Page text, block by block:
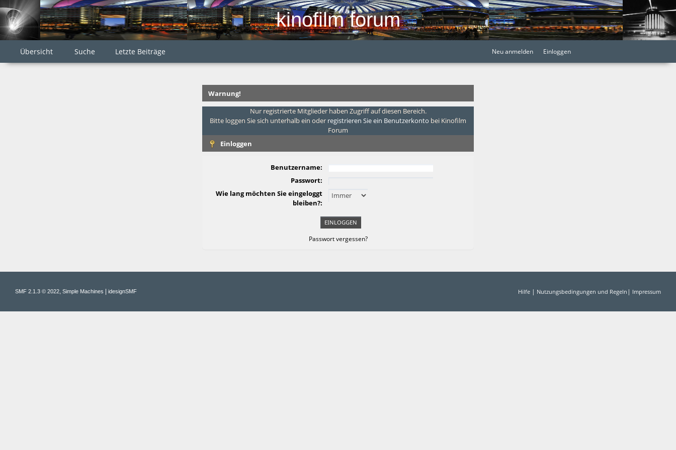
kinofilm forum
Übersicht Suche Letzte Beiträge Neu anmelden Einloggen
Warnung!
Nur registrierte Mitglieder haben Zugriff auf diesen Bereich.
Bitte loggen Sie sich unterhalb ein oder registrieren Sie ein Benutzerkonto bei Kinofilm
Forum
Einloggen
Benutzername:
Passwort:
Wie lang möchten Sie eingeloggt
bleiben?:
Passwort vergessen?
Hilfe | Nutzungsbedingungen und Regeln | Impressum
SMF 2.1.3 © 2022, Simple Machines | idesignSMF